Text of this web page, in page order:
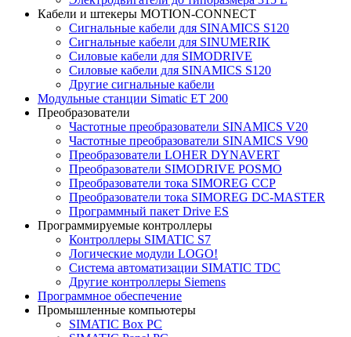
Кабели и штекеры MOTION-CONNECT
Сигнальные кабели для SINAMICS S120
Сигнальные кабели для SINUMERIK
Силовые кабели для SIMODRIVE
Силовые кабели для SINAMICS S120
Другие сигнальные кабели
Модульные станции Simatic ET 200
Преобразователи
Частотные преобразователи SINAMICS V20
Частотные преобразователи SINAMICS V90
Преобразователи LOHER DYNAVERT
Преобразователи SIMODRIVE POSMO
Преобразователи тока SIMOREG CCP
Преобразователи тока SIMOREG DC-MASTER
Программный пакет Drive ES
Программируемые контроллеры
Контроллеры SIMATIC S7
Логические модули LOGO!
Система автоматизации SIMATIC TDC
Другие контроллеры Siemens
Программное обеспечение
Промышленные компьютеры
SIMATIC Box PC